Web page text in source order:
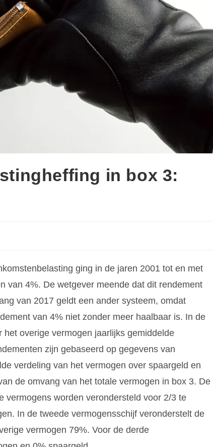
in box 3:
ging in de jaren 2001 tot en met
van 4%. De wetgever meende dat dit rendement
van 2017 geldt een ander systeem, omdat
van 4% niet zonder meer haalbaar is. In de
overige vermogen jaarlijks gemiddelde
zijn gebaseerd op gegevens van
verdeling van het vermogen over spaargeld en
de omvang van het totale vermogen in box 3. De
vermogens worden verondersteld voor 2/3 te
In de tweede vermogensschijf veronderstelt de
vermogen 79%. Voor de derde